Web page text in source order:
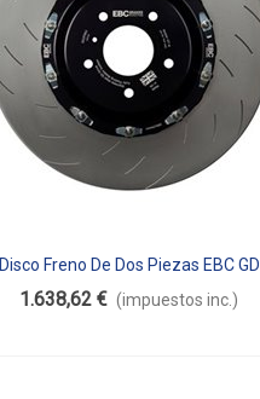
Añadir Al Carrito
Disco Freno De Dos Piezas EBC GD
Flotante SG2F023
1.638,62 € (impuestos inc.)